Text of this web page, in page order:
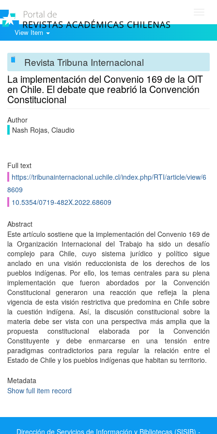
View Item
Revista Tribuna Internacional
La implementación del Convenio 169 de la OIT
en Chile. El debate que reabrió la Convención
Constitucional
Author
Nash Rojas, Claudio
Full text
https://tribunainternacional.uchile.cl/index.php/RTI/article/view/6
8609
10.5354/0719-482X.2022.68609
Abstract
Este artículo sostiene que la implementación del Convenio 169 de
la Organización Internacional del Trabajo ha sido un desafío
complejo para Chile, cuyo sistema jurídico y político sigue
anclado en una visión reduccionista de los derechos de los
pueblos indígenas. Por ello, los temas centrales para su plena
implementación que fueron abordados por la Convención
Constitucional generaron una reacción que refleja la plena
vigencia de esta visión restrictiva que predomina en Chile sobre
la cuestión indígena. Así, la discusión constitucional sobre la
materia debe ser vista con una perspectiva más amplia que la
propuesta constitucional elaborada por la Convención
Constituyente y debe enmarcarse en una tensión entre
paradigmas contradictorios para regular la relación entre el
Estado de Chile y los pueblos indígenas que habitan su territorio.
Metadata
Show full item record
Dirección de Servicios de Información y Bibliotecas (SISIB) -